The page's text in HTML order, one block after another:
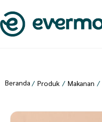
Beranda / Produk / Makanan /